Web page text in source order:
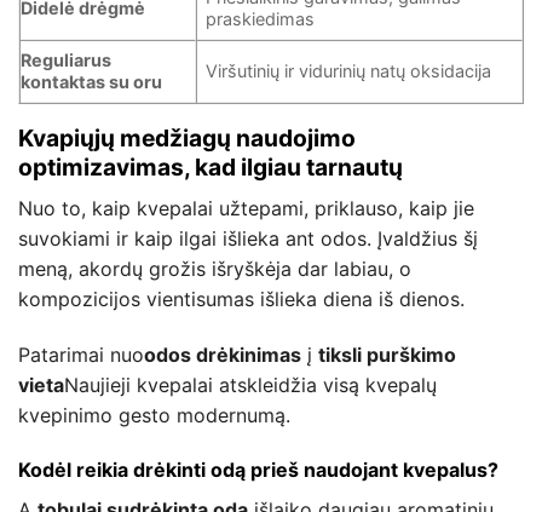
Didelė drėgmė
praskiedimas
Reguliarus
kontaktas su oru
Viršutinių ir vidurinių natų oksidacija
Kvapiųjų medžiagų naudojimo
optimizavimas, kad ilgiau tarnautų
Nuo to, kaip kvepalai užtepami, priklauso, kaip jie
suvokiami ir kaip ilgai išlieka ant odos. Įvaldžius šį
meną, akordų grožis išryškėja dar labiau, o
kompozicijos vientisumas išlieka diena iš dienos.
Patarimai nuoodos drėkinimas į tiksli purškimo
vietaNaujieji kvepalai atskleidžia visą kvepalų
kvepinimo gesto modernumą.
Kodėl reikia drėkinti odą prieš naudojant kvepalus?